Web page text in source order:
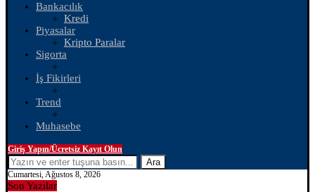
Bankacılık
Kredi
Piyasalar
Kripto Paralar
Sigorta
İş Fikirleri
Trend
Muhasebe
Giriş Yapın/Ücretsiz Kayıt Olun
Ara
Cumartesi, Ağustos 8, 2026
Son Yazılar